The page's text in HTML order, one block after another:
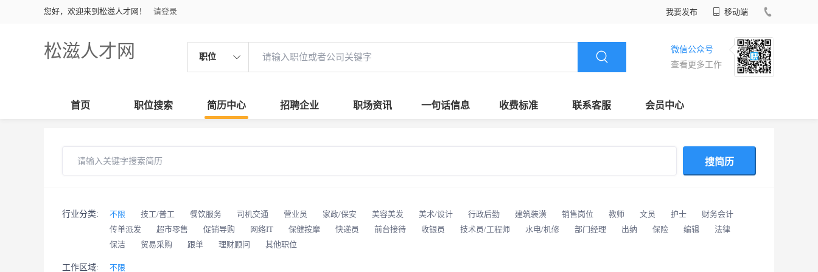
您好，欢迎来到松滋人才网！ 请登录 我要发布 移动端
松滋人才网 职位
微信公众号
查看更多工作
首页 职位搜索 简历中心 招聘企业 职场资讯 一句话信息 收费标准 联系客服 会员中心
搜简历
行业分类: 不限 技工/普工 餐饮服务 司机交通 营业员 家政/保安 美容美发 美术/设计 行政后勤 建筑装潢 销售岗位 教师 文员 护士
财务会计
传单派发
超市零售 促销导购 网络IT 保健按摩 快递员 前台接待 收银员 技术员/工程师 水电/机修 部门经理 出纳 保险 编辑
法律
保洁
贸易采购 跟单 理财顾问 其他职位
工作区域: 不限